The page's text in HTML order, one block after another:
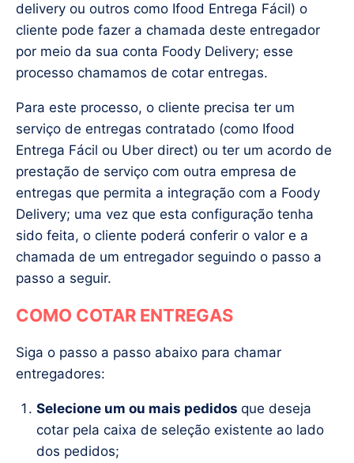
delivery ou outros como Ifood Entrega Fácil) o
cliente pode fazer a chamada deste entregador
por meio da sua conta Foody Delivery; esse
processo chamamos de cotar entregas.
Para este processo, o cliente precisa ter um
serviço de entregas contratado (como Ifood
Entrega Fácil ou Uber direct) ou ter um acordo de
prestação de serviço com outra empresa de
entregas que permita a integração com a Foody
Delivery; uma vez que esta configuração tenha
sido feita, o cliente poderá conferir o valor e a
chamada de um entregador seguindo o passo a
passo a seguir.
COMO COTAR ENTREGAS
Siga o passo a passo abaixo para chamar
entregadores:
Selecione um ou mais pedidos que deseja
cotar pela caixa de seleção existente ao lado
dos pedidos;